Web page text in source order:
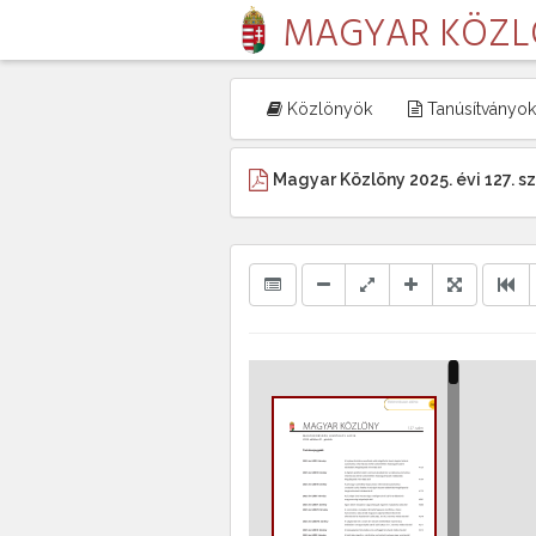
MAGYAR
Közlönyök Tanúsítványok
Magyar Közlöny 2025. évi 127.